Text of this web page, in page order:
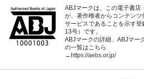
ABJマークは、この電子書店
が、著作権者からコンテン
サービスであることを示す
13号）です。
ABJマークの詳細、ABJマー
の一覧はこちら
→https://aebs.or.jp/